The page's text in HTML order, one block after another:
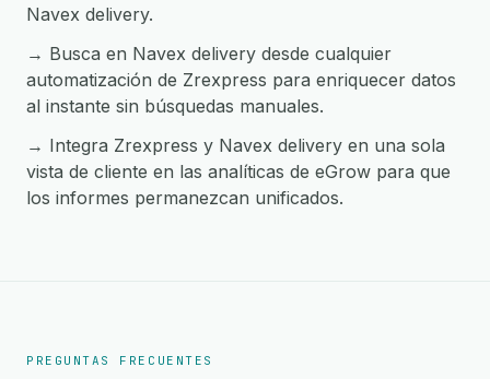
Navex delivery.
→ Busca en Navex delivery desde cualquier
automatización de Zrexpress para enriquecer datos
al instante sin búsquedas manuales.
→ Integra Zrexpress y Navex delivery en una sola
vista de cliente en las analíticas de eGrow para que
los informes permanezcan unificados.
PREGUNTAS FRECUENTES